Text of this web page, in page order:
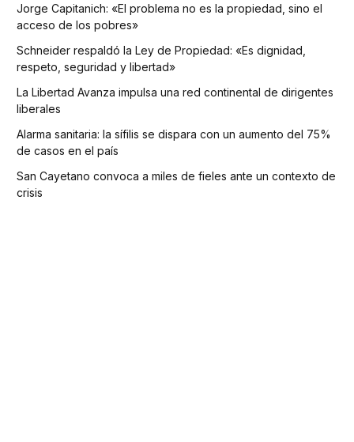
Jorge Capitanich: «El problema no es la propiedad, sino el
acceso de los pobres»
Schneider respaldó la Ley de Propiedad: «Es dignidad,
respeto, seguridad y libertad»
La Libertad Avanza impulsa una red continental de dirigentes
liberales
Alarma sanitaria: la sífilis se dispara con un aumento del 75%
de casos en el país
San Cayetano convoca a miles de fieles ante un contexto de
crisis